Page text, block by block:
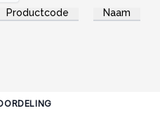
Productcode Naam